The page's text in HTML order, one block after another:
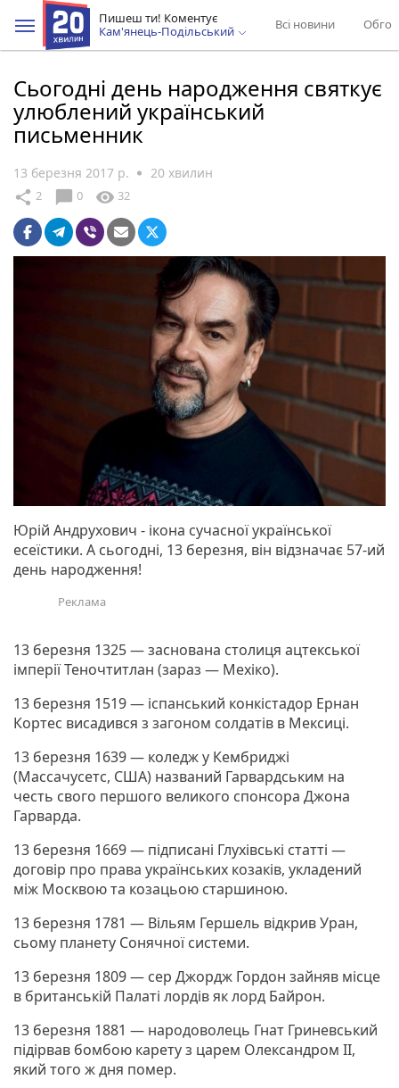
Пишеш ти! Коментує
Кам'янець-Подільський
Всі новини
Сьогодні день народження святкує
улюблений український
письменник
13 березня 2017 р. 20 хвилин
share 2 chat_bubble 0 visibility 32
Юрій Андрухович - ікона сучасної української
есеїстики. А сьогодні, 13 березня, він відзначає 57-ий
день народження!
13 березня 1325 — заснована столиця ацтекської
імперії Теночтитлан (зараз — Мехіко).
13 березня 1519 — іспанський конкістадор Ернан
Кортес висадився з загоном солдатів в Мексиці.
13 березня 1639 — коледж у Кембриджі
(Массачусетс, США) названий Гарвардським на
честь свого першого великого спонсора Джона
Гарварда.
13 березня 1669 — підписані Глухівські статті —
договір про права українських козаків, укладений
між Москвою та козацьою старшиною.
13 березня 1781 — Вільям Гершель відкрив Уран,
сьому планету Сонячної системи.
13 березня 1809 — сер Джордж Гордон зайняв місце
в британській Палаті лордів як лорд Байрон.
13 березня 1881 — народоволець Гнат Гриневський
підірвав бомбою карету з царем Олександром ІІ,
який того ж дня помер.